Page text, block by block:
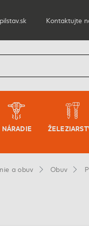
Kontaktujte
NÁRADIE
a obuv Obuv